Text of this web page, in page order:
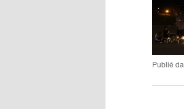
Publié